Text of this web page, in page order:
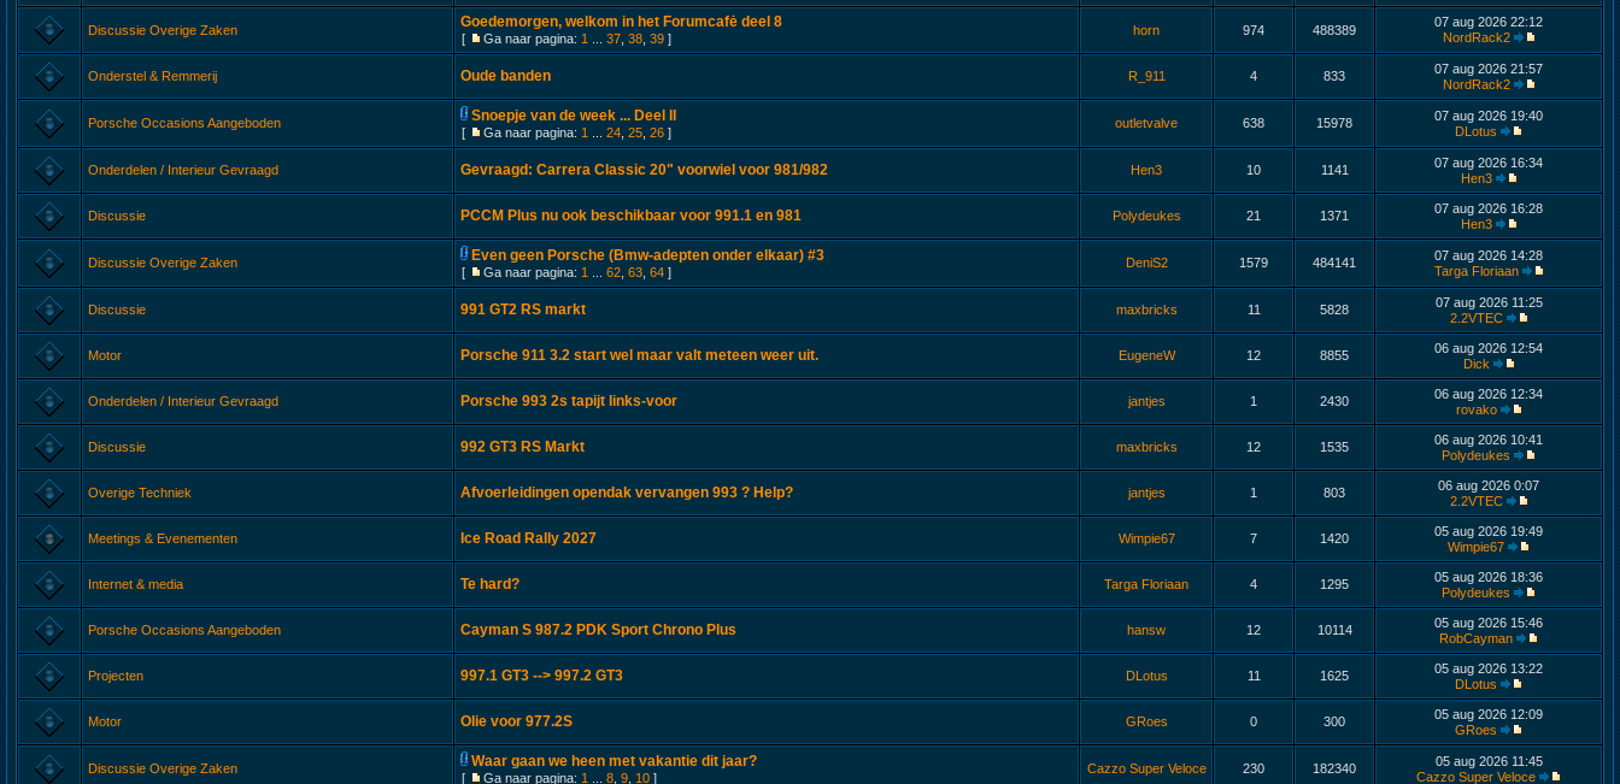
Discussie Overige Zaken Goedemorgen, welkom in het Forumcafė deel 8
[ Ga naar pagina: 1 37 38 39 ]
horn 974 488389
07 aug 2026 22:12
NordRack2
Onderstel & Remmerij Oude banden R_911 4 833
07 aug 2026 21:57
NordRack2
Porsche Occasions Aangeboden Snoepje van de week ... Deel II
[ Ga naar pagina: 1 24 25 26 ]
outletvalve 638 15978
07 aug 2026 19:40
DLotus
Onderdelen / Interieur Gevraagd Gevraagd: Carrera Classic 20" voorwiel voor 981/982 Hen3 10 1141
07 aug 2026 16:34
Hen3
Discussie PCCM Plus nu ook beschikbaar voor 991.1 en 981 Polydeukes 21 1371
07 aug 2026 16:28
Hen3
Discussie Overige Zaken Even geen Porsche (Bmw-adepten onder elkaar) #3
[ Ga naar pagina: 1 62 63 64 ]
DeniS2 1579 484141
07 aug 2026 14:28
Targa Floriaan
Discussie 991 GT2 RS markt maxbricks 11 5828
07 aug 2026 11:25
2.2VTEC
Motor Porsche 911 3.2 start wel maar valt meteen weer uit. EugeneW 12 8855
06 aug 2026 12:54
Dick
Onderdelen / Interieur Gevraagd Porsche 993 2s tapijt links-voor jantjes 1 2430
06 aug 2026 12:34
rovako
Discussie 992 GT3 RS Markt maxbricks 12 1535
06 aug 2026 10:41
Polydeukes
Overige Techniek Afvoerleidingen opendak vervangen 993 ? Help? jantjes 1 803
06 aug 2026 0:07
2.2VTEC
Meetings & Evenementen Ice Road Rally 2027 Wimpie67 7 1420
05 aug 2026 19:49
Wimpie67
Internet & media Te hard? Targa Floriaan 4 1295
05 aug 2026 18:36
Polydeukes
Porsche Occasions Aangeboden Cayman S 987.2 PDK Sport Chrono Plus hansw 12 10114
05 aug 2026 15:46
RobCayman
Projecten 997.1 GT3 --> 997.2 GT3 DLotus 11 1625
05 aug 2026 13:22
DLotus
Motor Olie voor 977.2S GRoes 0 300
05 aug 2026 12:09
GRoes
Discussie Overige Zaken Waar gaan we heen met vakantie dit jaar?
[ Ga naar pagina: 1 8 9 10 ]
Cazzo Super Veloce 230 182340
05 aug 2026 11:45
Cazzo Super Veloce